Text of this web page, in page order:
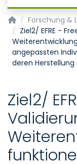
Klinik für
Forschung &
Ziel2/ EFRE -
angepassten
deren
Ziel2/